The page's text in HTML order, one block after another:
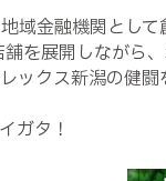
域金融機関とし
を展開しながら
ックス新潟の健
ガタ！